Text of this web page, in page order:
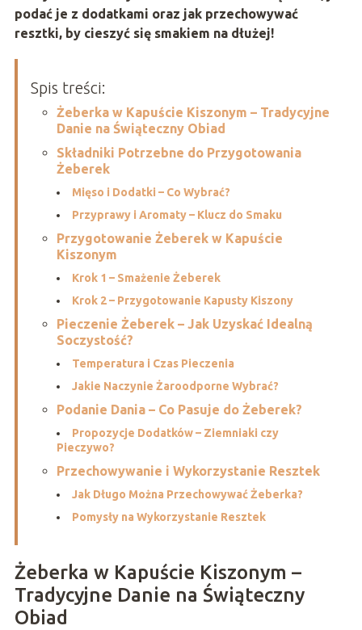
podać je z dodatkami oraz jak przechowywać
resztki, by cieszyć się smakiem na dłużej!
Spis treści:
Żeberka w Kapuście Kiszonym – Tradycyjne
Danie na Świąteczny Obiad
Składniki Potrzebne do Przygotowania
Żeberek
Mięso i Dodatki – Co Wybrać?
Przyprawy i Aromaty – Klucz do Smaku
Przygotowanie Żeberek w Kapuście
Kiszonym
Krok 1 – Smażenie Żeberek
Krok 2 – Przygotowanie Kapusty Kiszony
Pieczenie Żeberek – Jak Uzyskać Idealną
Soczystość?
Temperatura i Czas Pieczenia
Jakie Naczynie Żaroodporne Wybrać?
Podanie Dania – Co Pasuje do Żeberek?
Propozycje Dodatków – Ziemniaki czy
Pieczywo?
Przechowywanie i Wykorzystanie Resztek
Jak Długo Można Przechowywać Żeberka?
Pomysły na Wykorzystanie Resztek
Żeberka w Kapuście Kiszonym –
Tradycyjne Danie na Świąteczny
Obiad